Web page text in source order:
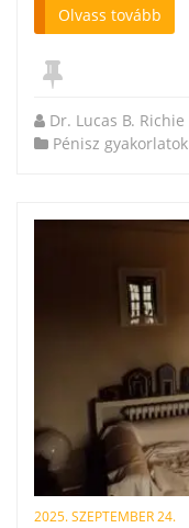
Olvass tovább
Dr. Lucas B. Richie
Pénisz gyakorlatok
2025. SZEPTEMBER 24.